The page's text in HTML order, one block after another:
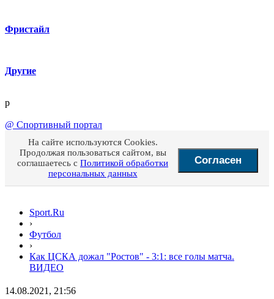
Фристайл
Другие
p
@ Спортивный портал
На сайте используются Cookies.
Продолжая пользоваться сайтом, вы
соглашаетесь с Политикой обработки
персональных данных
Согласен
Sport.Ru
›
Футбол
›
Как ЦСКА дожал "Ростов" - 3:1: все голы матча.
ВИДЕО
14.08.2021, 21:56